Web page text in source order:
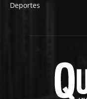
Deportes